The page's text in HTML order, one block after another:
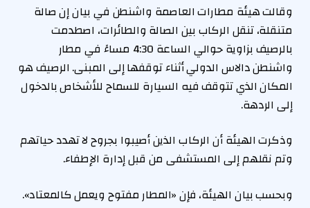
وقالت هيئة مطارات العاصمة واشنطن في بيان إن صالة
متنقلة، تنقل الركاب بين الصالة والطائرات، اصطدمت
بالرصيف بزاوية حوالي الساعة 4:30 مساءً في مطار
واشنطن دالاس الدولي أثناء توقفها إلى المبنى. الرصيف هو
المكان الذي تتوقف فيه السيارة للسماح للأشخاص بالدخول
إلى الردهة.
وذكرت الهيئة أن الركاب الذين أصيبوا بجروح لا تهدد حياتهم
وتم نقلهم إلى المستشفى من قبل إدارة الإطفاء.
وبحسب بيان الهيئة، فإن «المطار مفتوح ويعمل كالمعتاد».